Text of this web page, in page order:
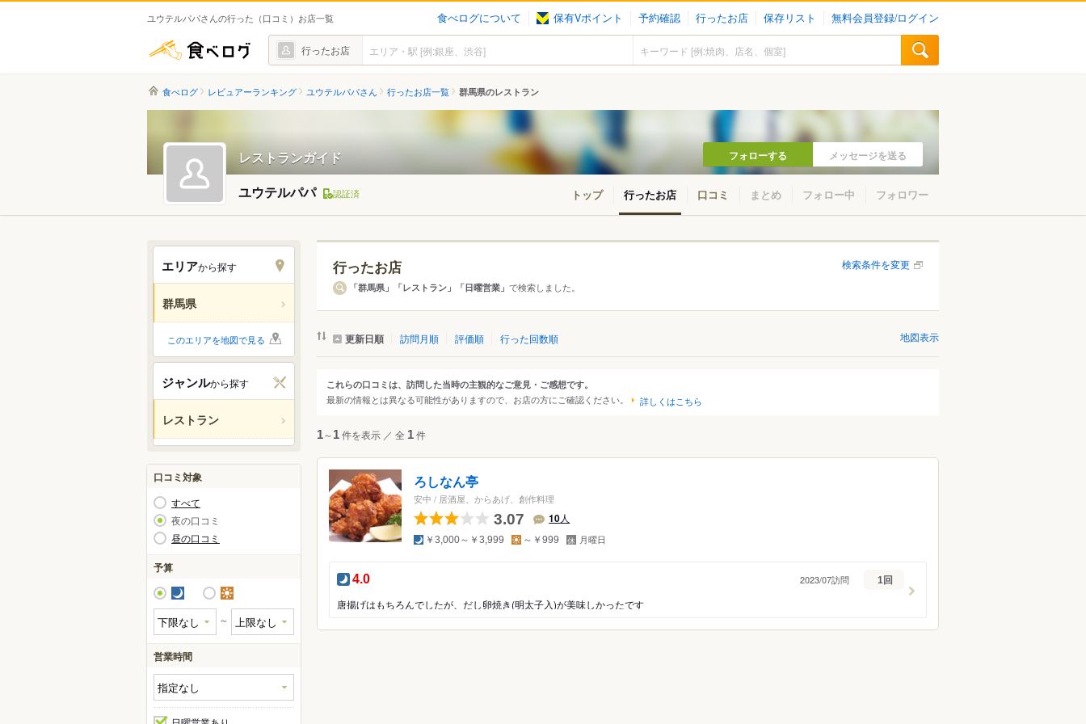
ユウテルパパさんの行った（口コミ）お店一覧 食べログについて 保有Vポイント 予約確認 行ったお店 保存リスト 無料会員登録/ログイン
食べログ 行ったお店
食べログ レビュアーランキング ユウテルパパさん 行ったお店一覧 群馬県のレストラン
レストランガイド フォローする メッセージを送る
ユウテルパパ 認証済 トップ 行ったお店 口コミ まとめ フォロー中 フォロワー
エリアから探す
群馬県
エリアから探す
前橋・高崎
桐生・伊勢崎・太田・館林
沼田・みなかみ・尾瀬・赤城
このエリアを地図で見る
ジャンルから探す
レストラン
ジャンルから探す
すべて レストラン
和食
洋食・西洋料理
中華料理
アジア・エスニック
カレー
焼肉・ホルモン
鍋
居酒屋
口コミ対象
すべて
夜の口コミ
昼の口コミ
予算
夜 昼
～
営業時間
行ったお店 検索条件を変更
「群馬県」「レストラン」「日曜営業」で検索しました。
更新日順 訪問月順 評価順 行った回数順 地図表示
これらの口コミは、訪問した当時の主観的なご意見・ご感想です。
最新の情報とは異なる可能性がありますので、お店の方にご確認ください。 詳しくはこちら
1～1件を表示 ／ 全 1件
ろしなん亭
安中 / 居酒屋、からあげ、創作料理
3.07 10人
夜 ￥3,000～￥3,999 昼 ～￥999 定
休
日
月曜日
夜の点数：
4.0
唐揚げはもちろんでしたが、だし卵焼き(明太子入)が美味しかったです
2023/07訪問 1回